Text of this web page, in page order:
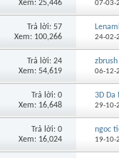
Xem: 25,446
07-03-
Trả lời: 57
Xem: 100,266
24-02-
Trả lời: 24
Xem: 54,619
zbrush
06-12-
Trả lời: 0
Xem: 16,648
3D Da
29-10-
Trả lời: 0
Xem: 16,024
ngoc
19-